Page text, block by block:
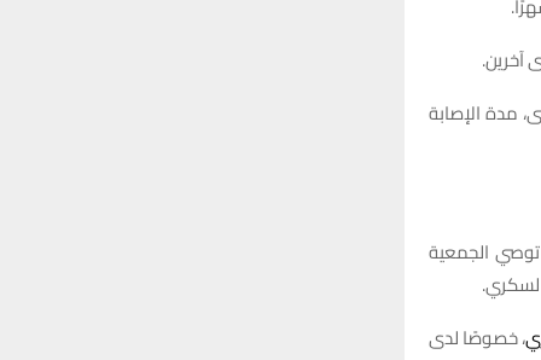
آخرين.
مدة الإصابة
لذلك، لا توصي الجمعية
، خصوصًا لدى